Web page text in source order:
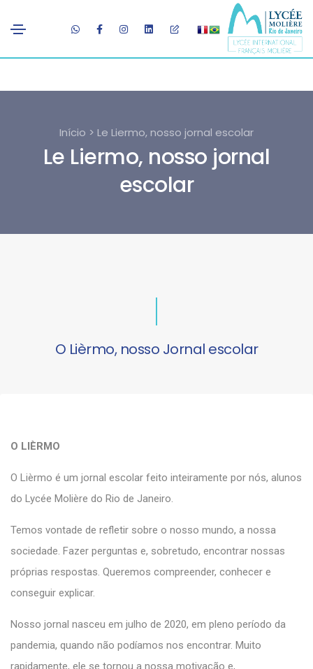
Início > Le Liermo, nosso jornal escolar
Le Liermo, nosso jornal
escolar
O Lièrmo, nosso Jornal escolar
O LIÈRMO
O Lièrmo é um jornal escolar feito inteiramente por nós, alunos
do Lycée Molière do Rio de Janeiro.
Temos vontade de refletir sobre o nosso mundo, a nossa
sociedade. Fazer perguntas e, sobretudo, encontrar nossas
próprias respostas. Queremos compreender, conhecer e
conseguir explicar.
Nosso jornal nasceu em julho de 2020, em pleno período da
pandemia, quando não podíamos nos encontrar. Muito
rapidamente, ele se tornou a nossa motivação e,